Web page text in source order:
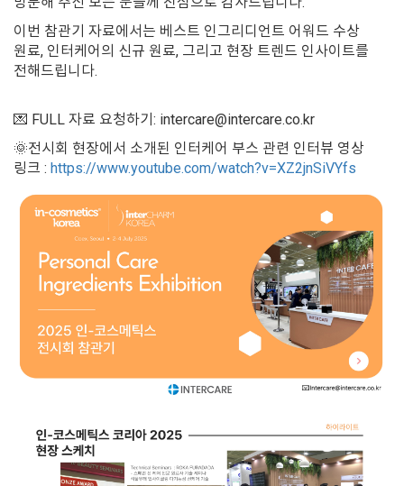
이번 참관기 자료에서는 베스트 인그리디언트 어워드 수상
원료, 인터케어의 신규 원료, 그리고 현장 트렌드 인사이트를
전해드립니다.
💌 FULL 자료 요청하기: intercare@intercare.co.kr
🌞전시회 현장에서 소개된 인터케어 부스 관련 인터뷰 영상
링크 : https://www.youtube.com/watch?v=XZ2jnSiVYfs